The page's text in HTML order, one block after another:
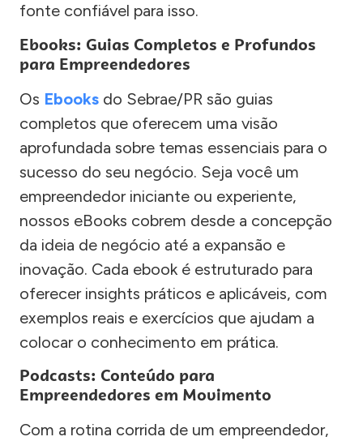
fonte confiável para isso.
Ebooks: Guias Completos e Profundos
para Empreendedores
Os Ebooks do Sebrae/PR são guias
completos que oferecem uma visão
aprofundada sobre temas essenciais para o
sucesso do seu negócio. Seja você um
empreendedor iniciante ou experiente,
nossos eBooks cobrem desde a concepção
da ideia de negócio até a expansão e
inovação. Cada ebook é estruturado para
oferecer insights práticos e aplicáveis, com
exemplos reais e exercícios que ajudam a
colocar o conhecimento em prática.
Podcasts: Conteúdo para
Empreendedores em Movimento
Com a rotina corrida de um empreendedor,